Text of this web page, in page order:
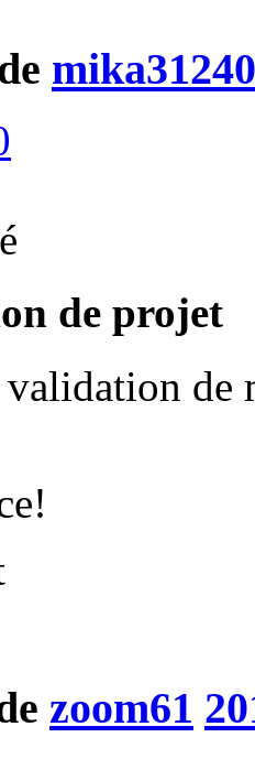
mika31240
de projet
de
zoom61